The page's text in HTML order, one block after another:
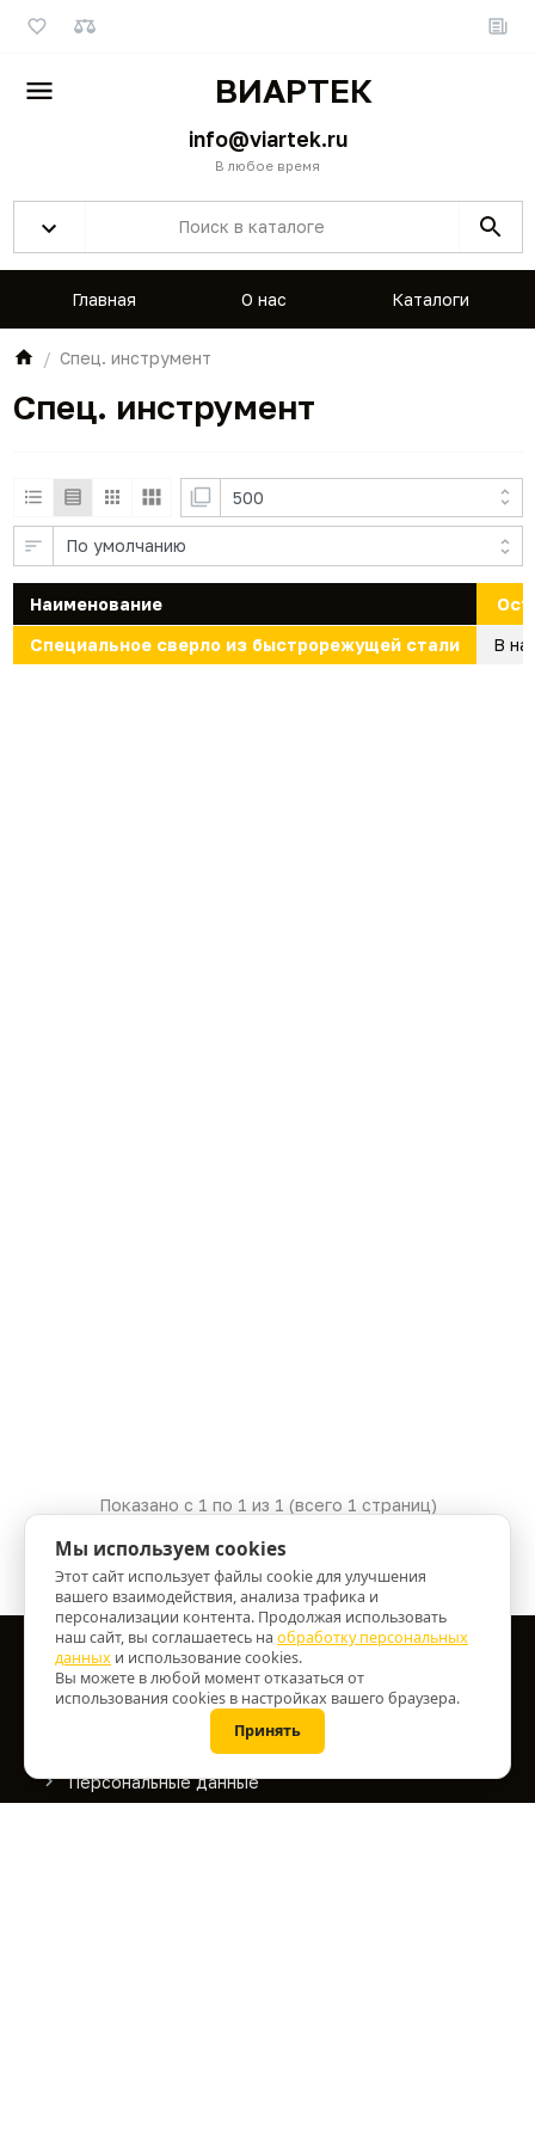
ВИАРТЕК
info@viartek.ru
В любое время
Главная О нас Каталоги
Спец. инструмент
Спец. инструмент
Наименование
Специальное сверло из быстрорежущей стали
В
Показано с 1 по 1 из 1 (всего 1 страниц)
Информация
Информация о доставке
Персональные данные
Мы используем cookies
Этот сайт использует файлы cookie для улучшения
вашего взаимодействия, анализа трафика и
персонализации контента. Продолжая использовать
наш сайт, вы соглашаетесь на обработку персональных
данных и использование cookies.
Вы можете в любой момент отказаться от
использования cookies в настройках вашего браузера.
Принять